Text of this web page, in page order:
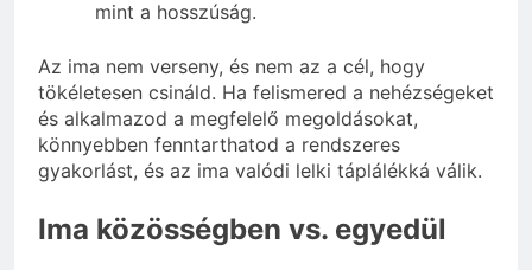
mint a hosszúság.
Az ima nem verseny, és nem az a cél, hogy
tökéletesen csináld. Ha felismered a nehézségeket
és alkalmazod a megfelelő megoldásokat,
könnyebben fenntarthatod a rendszeres
gyakorlást, és az ima valódi lelki táplálékká válik.
Ima közösségben vs. egyedül